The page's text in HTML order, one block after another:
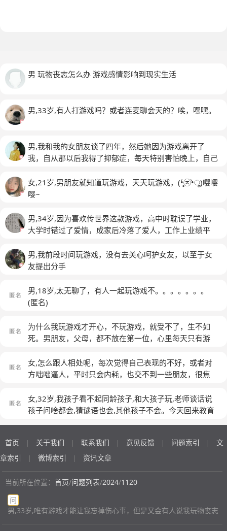
男 玩物丧志怎么办 游戏感情影响到现实生活
男,33岁,有人打游戏吗？或者连麦聊会天的？唉，嘿嘿。
男,我和我的女朋友谈了四年，然后她因为游戏离开了
我，自从那以后我得了抑郁症，每天特别害怕晚上，自己
女,21岁,男朋友就知道玩游戏，天天玩游戏，(•̥́㉨•̀ू)嘤嘤
嘤~
男,34岁,因为喜欢传世界这款游戏，高中时耽误了学业，
大学时错过了爱情，成家后冷落了爱人，工作上业绩平
老游戏。十几年来看着角色用千篇一律的技能打着重复的
怪物就觉得无比心安，不会枯燥也不觉得厌烦。我这算不
男,我前段时间玩游戏，没有去关心呵护女友，以至于女
友提出分手
男,18岁,太无聊了，有人一起玩游戏不。。。。。。。
(匿名)
为什么我玩游戏才开心，不玩游戏，就受不了，生不如
死。男朋友，父母，都不放在第一位，心里每天只有游
(匿名)
女,怎么跟人相处呢，每次觉得自己表现的不好，或者对
方咄咄逼人，平时只会内耗，也交不到一些朋友，很焦
女,32岁,我孩子看不起同龄孩子,和大孩子玩,老师谈话说
孩子问啥都会,猜谜语也会,其他孩子不会。今天回来教育
今天的谈话了。（眼里有人，心里有爱）
(匿名)
首页 | 关于我们 | 联系我们 | 意见反馈 | 问题索引 |
文
章索引
| 微博索引 | 资讯文章
当前所在位置： 首页/问题列表/2024/1120
问
男,33岁,唯有游戏才能让我忘掉伤心事，但是又会有人说我玩物丧志